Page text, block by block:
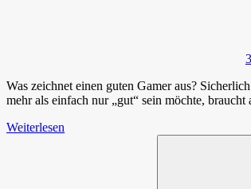
Was zeichnet einen guten Gamer aus?
mehr als einfach nur „gut“ sein möchte,
Weiterlesen